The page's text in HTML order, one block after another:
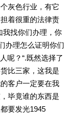
灰色行业，有它
着很重的法律责
我找你们办理，你
办理怎么证明你们
呢？“.既然选择了
比三家，这我是
客户一定要在我
毕竟谁的东西是
要发光1945